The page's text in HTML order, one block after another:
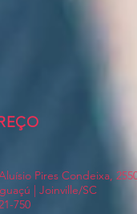
Pires Condeixa,
| Joinville/SC
750